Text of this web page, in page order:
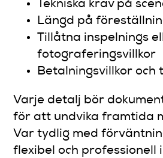
Tekniska krav på
Längd på
Tillåtna inspelnings
fotograferingsvillkor
Betalningsvillkor och
Varje detalj bör
för att undvika framtida
Var tydlig med
flexibel och professionell